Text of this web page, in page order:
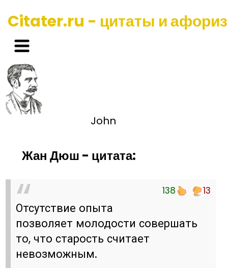
Citater.ru - цитаты и
John
Жан Дюш - цитата:
138 13
Отсутствие опыта
позволяет молодости совершать
то, что старость считает
невозможным.